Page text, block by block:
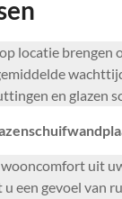
locatie
en glazen
uit
een gevoel van